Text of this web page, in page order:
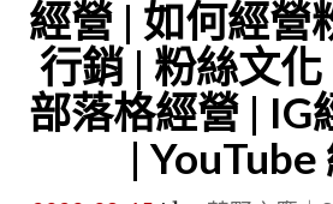
經營 | 如何經營
行銷 | 粉絲文化
部落格經營 | IG
| YouTube